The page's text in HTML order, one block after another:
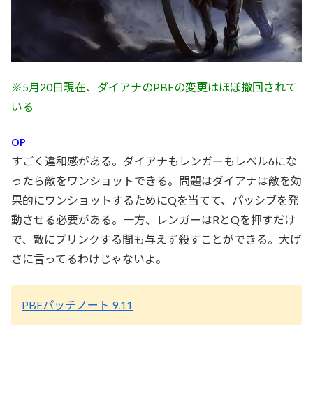
※5月20日現在、ダイアナのPBEの変更はほぼ撤回されて
いる
OP
すごく違和感がある。ダイアナもレンガーもレベル6にな
ったら敵をワンショットできる。問題はダイアナは敵を効
果的にワンショットするためにQを当てて、パッシブを発
動させる必要がある。一方、レンガーはRとQを押すだけ
で、敵にブリンクする間も与えず殺すことができる。大げ
さに言ってるわけじゃないよ。
PBEパッチノート 9.11